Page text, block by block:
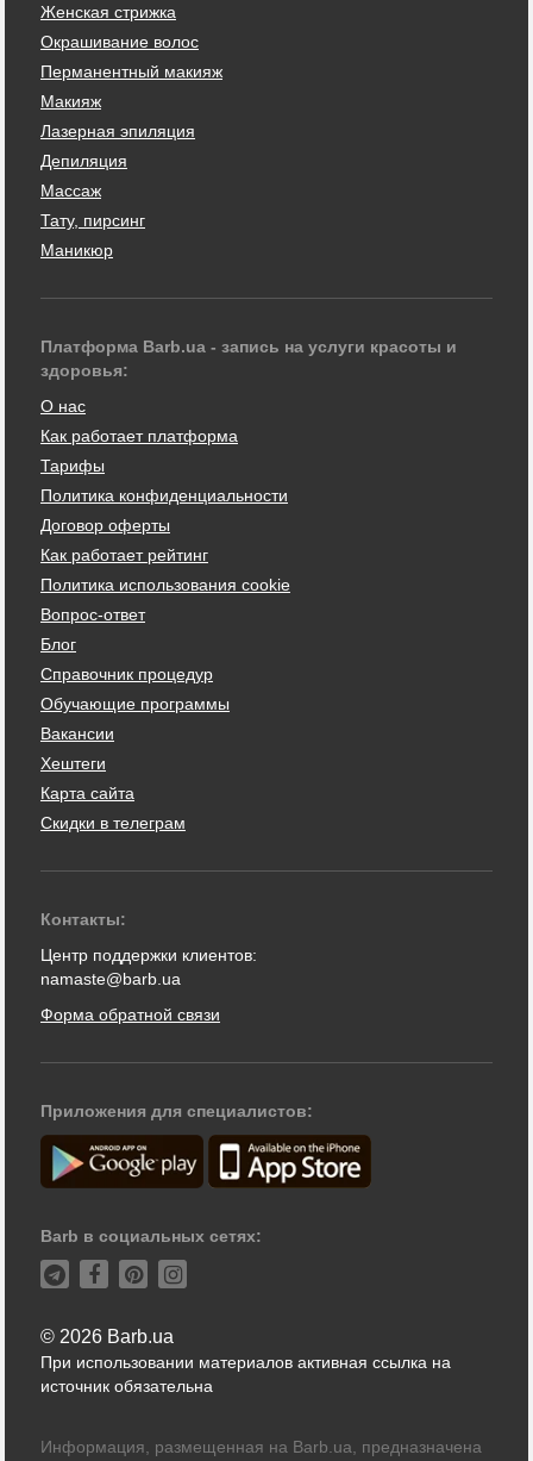
Женская стрижка
Окрашивание волос
Перманентный макияж
Макияж
Лазерная эпиляция
Депиляция
Массаж
Тату, пирсинг
Маникюр
Платформа Barb.ua - запись на услуги красоты и
здоровья:
О нас
Как работает платформа
Тарифы
Политика конфиденциальности
Договор оферты
Как работает рейтинг
Политика использования cookie
Вопрос-ответ
Блог
Справочник процедур
Обучающие программы
Вакансии
Хештеги
Карта сайта
Скидки в телеграм
Контакты:
Центр поддержки клиентов:
namaste@barb.ua
Форма обратной связи
Приложения для специалистов:
Barb в социальных сетях:
© 2026 Barb.ua
При использовании материалов активная ссылка на
источник обязательна
Информация, размещенная на Barb.ua, предназначена